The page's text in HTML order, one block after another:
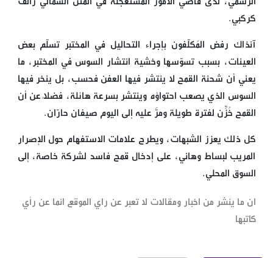
كركبي.
آنذاك رفض المُكلّفون بإجراء التحاليل في المختبر تسلّم بعض
العينات، بسبب تسوّسها وخشية انتشار السوس في المختبر، ما
يعني أن شحنة القمح لا ينتشر فيها العفن فحسب، بل ينخر فيها
السوس الذي يصعب احتواؤه وينتشر بسرعة هائلة، فضلاً عن أن
القمح خُزِّن لفترة طويلة ومرَّ عليه إلى اليوم صيفان حارّان.
كل ذلك يعزز الشبهات، ويطرح علامات الاستفهام حول الإصرار
المريب لبساط وهاني، على إدخال قمح فاسد لشركة خاصة، إلى
السوق المحلي.
ان ما ينشر من اخبار ومقالات لا تعبر عن راي الموقع انما عن رأي
كاتبها